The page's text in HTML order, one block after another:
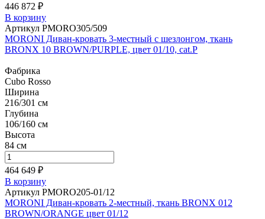
446 872 ₽
В корзину
Артикул PMORO305/509
MORONI Диван-кровать 3-местный с шезлонгом, ткань
BRONX 10 BROWN/PURPLE, цвет 01/10, cat.P
Фабрика
Cubo Rosso
Ширина
216/301 см
Глубина
106/160 см
Высота
84 см
464 649 ₽
В корзину
Артикул PMORO205-01/12
MORONI Диван-кровать 2-местный, ткань BRONX 012
BROWN/ORANGE цвет 01/12